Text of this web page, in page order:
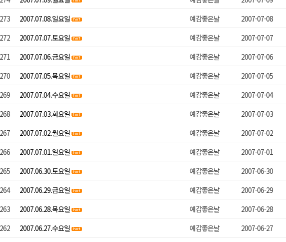
273
2007.07.08.일요일 예감좋은날 2007-07-08
272
2007.07.07.토요일 예감좋은날 2007-07-07
271
2007.07.06.금요일 예감좋은날 2007-07-06
270
2007.07.05.목요일 예감좋은날 2007-07-05
269
2007.07.04.수요일 예감좋은날 2007-07-04
268
2007.07.03.화요일 예감좋은날 2007-07-03
267
2007.07.02.월요일 예감좋은날 2007-07-02
266
2007.07.01.일요일 예감좋은날 2007-07-01
265
2007.06.30.토요일 예감좋은날 2007-06-30
264
2007.06.29.금요일 예감좋은날 2007-06-29
263
2007.06.28.목요일 예감좋은날 2007-06-28
262
2007.06.27.수요일 예감좋은날 2007-06-27